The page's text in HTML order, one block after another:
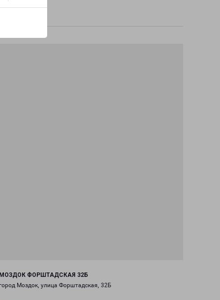
ФОРШТАДСКАЯ 32Б
Моздок, улица Форштадская, 32Б